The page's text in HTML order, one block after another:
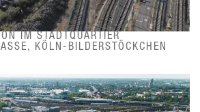
IM STADTQUARTIER
KÖLN-BILDERSTÖCKCHEN